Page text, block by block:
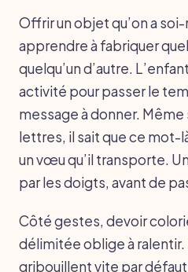
Offrir un objet qu’on a
apprendre à fabriquer
quelqu’un d’autre.
activité pour passer le
message à donner. Même
lettres, il sait que ce mot-
un vœu qu’il transporte.
par les doigts, avant de
Côté gestes, devoir
délimitée oblige à
gribouillent vite par